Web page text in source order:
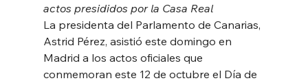
actos presididos por la Casa Real
La presidenta del Parlamento de Canarias,
Astrid Pérez, asistió este domingo en
Madrid a los actos oficiales que
conmemoran este 12 de octubre el Día de